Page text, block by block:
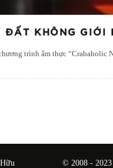
KHÔNG GIỚI
trình ẩm thực
© 2008 - 2023